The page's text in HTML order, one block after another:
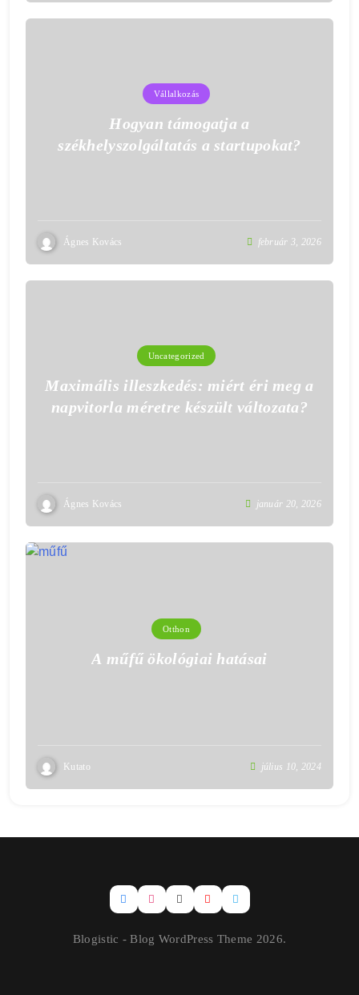
Vállalkozás
Hogyan támogatja a
székhelyszolgáltatás a startupokat?
Ágnes Kovács február 3, 2026
Uncategorized
Maximális illeszkedés: miért éri meg a
napvitorla méretre készült változata?
Ágnes Kovács január 20, 2026
Otthon
A műfű ökológiai hatásai
Kutato július 10, 2024
Blogistic - Blog WordPress Theme 2026.